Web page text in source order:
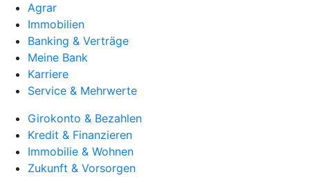
Agrar
Immobilien
Banking & Verträge
Meine Bank
Karriere
Service & Mehrwerte
Girokonto & Bezahlen
Kredit & Finanzieren
Immobilie & Wohnen
Zukunft & Vorsorgen